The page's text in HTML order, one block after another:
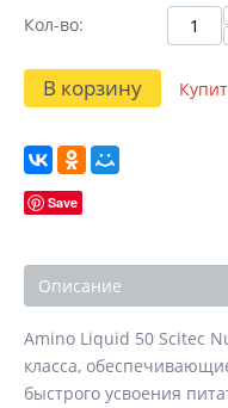
Кол-во:
В корзину
Save
Описание
Amino Liquid 50 Scitec
класса,
быстрого усвоения